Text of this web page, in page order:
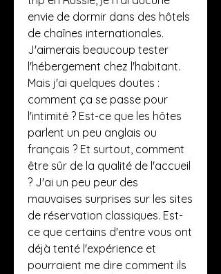
envie de dormir dans des hôtels
de chaînes internationales.
J'aimerais beaucoup tester
l'hébergement chez l'habitant.
Mais j'ai quelques doutes :
comment ça se passe pour
l'intimité ? Est-ce que les hôtes
parlent un peu anglais ou
français ? Et surtout, comment
être sûr de la qualité de l'accueil
? J'ai un peu peur des
mauvaises surprises sur les sites
de réservation classiques. Est-
ce que certains d'entre vous ont
déjà tenté l'expérience et
pourraient me dire comment ils